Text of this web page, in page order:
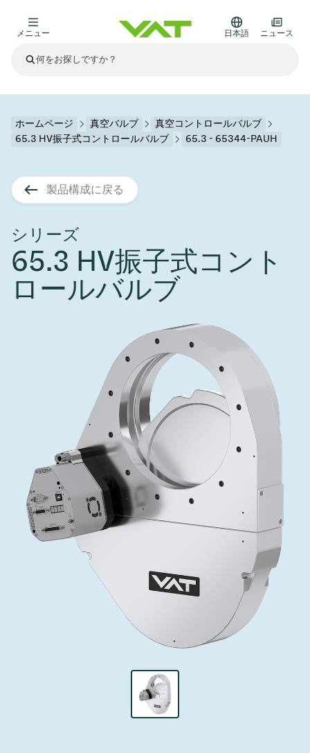
ニュース
9月 17, 2026 イベント情報
Semicon India 2026で精密技術を追求
し、進歩を支えます。
日本語
メニュー
真空アイソレーションバルブ
真空ゲートバルブ
真空アングルバルブ、インラインバルブ、シリンダーバル
真空バタフライバルブ
真空振り子式バルブ
圧力リリーフ／ベントバルブ
ガス封入弁
3ポジションバルブ
バキュームチェックバルブ
緊急遮断/ビームストッパーバルブ
真空オールメタルバルブ
真空トランスファーバルブ
真空トランスファードア
その他製品
フランジコネクタとガスケット
モーションコンポーネント
VATエッジ溶接メタルベローズ
真空モジュール
基板搬送
サブファブシステム
ディスプレイ製造
スパッタリング
薄膜封止(CVD)
OLEDのインクジェット印刷
サブファブシステム
科学機器と医学
医療・医薬品分野
科学機器
真空輸送
バッテリー製造
医薬品の凍結乾燥
サブファブシステム
高エネルギー物理学
あなたのアプリケーション
製品サービス
スペアパーツ
標準修理サービス
VATサービスセンター
企業責任
Presentations
Shares and debt
Analyst coverage
Contact for investors
News services
サプライチェーンマネジメント
Glossary
連絡先
ホームページ 真空バルブ
真空コントロールバルブ
65.3 HV振子式コントロールバルブ
65.3 - 65344-PAUH
製品構成に戻る
シリーズ
65.3 HV振子式コント
ロールバルブ